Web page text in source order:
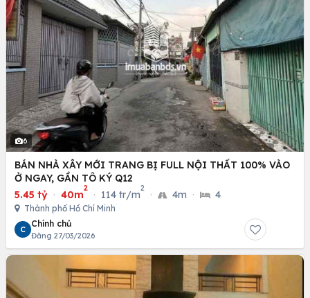
6
BÁN NHÀ XÂY MỚI TRANG BỊ FULL NỘI THẤT 100% VÀO
Ở NGAY, GẦN TÔ KÝ Q12
5.45 tỷ · 40m
2
· 114 tr/m
2
· 4m · 4
Thành phố Hồ Chí Minh
C
Chính chủ
Đăng 27/03/2026